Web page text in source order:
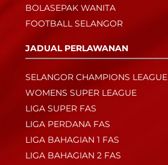
BOLASEPAK WANITA
FOOTBALL SELANGOR
JADUAL PERLAWANAN
SELANGOR CHAMPIONS LEAGUE
WOMENS SUPER LEAGUE
LIGA SUPER FAS
LIGA PERDANA FAS
LIGA BAHAGIAN 1 FAS
LIGA BAHAGIAN 2 FAS